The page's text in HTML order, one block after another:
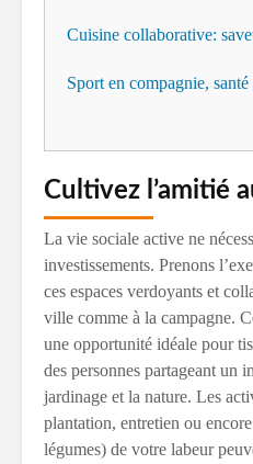
Cuisine collaborative:
Sport en compagnie,
Cultivez l’amitié
La vie sociale active ne
investissements. Prenons
ces espaces verdoyants et
ville comme à la campagne.
une opportunité idéale pour
des personnes partageant un
jardinage et la nature. Les
plantation, entretien ou
légumes) de votre labeur